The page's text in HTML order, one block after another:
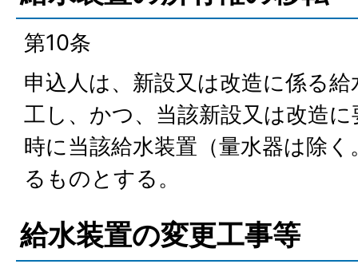
第10条
申込人は、新設又は改造に係る
工し、かつ、当該新設又は改造
時に当該給水装置（量水器は除
るものとする。
給水装置の変更工事等